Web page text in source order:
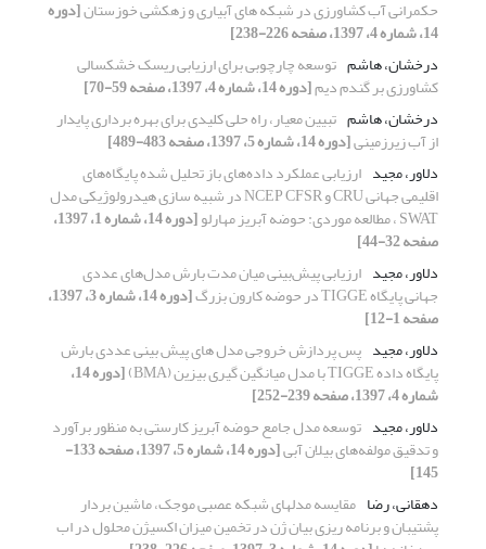
حکمرانی آب کشاورزی در شبکه های آبیاری و زهکشی خوزستان[دوره
14، شماره 4، 1397، صفحه 226-238]
درخشان، هاشم توسعه چارچوبی برای ارزیابی ریسک خشکسالی
کشاورزی بر گندم دیم[دوره 14، شماره 4، 1397، صفحه 59-70]
درخشان، هاشم تبیین معیار، راه حلی کلیدی‏ برای بهره‏ برداری پایدار
از آب‏ زیرزمینی[دوره 14، شماره 5، 1397، صفحه 483-489]
دلاور، مجید ارزیابی عملکرد داده‌های باز تحلیل شده پایگاه‌های
اقلیمی جهانی CRU و NCEP CFSR در شبیه سازی‌ هیدرولوژیکی مدل
SWAT ، مطالعه موردی: حوضه آبریز مهارلو [دوره 14، شماره 1، 1397،
صفحه 32-44]
دلاور، مجید ارزیابی پیش‌بینی میان مدت بارش مدل‌های عددی
جهانی پایگاه TIGGE در حوضه کارون بزرگ [دوره 14، شماره 3، 1397،
صفحه 1-12]
دلاور، مجید پس پردازش خروجی مدل های پیش بینی عددی بارش
پایگاه داده TIGGE با مدل میانگین گیری بیزین (BMA) [دوره 14،
شماره 4، 1397، صفحه 239-252]
دلاور، مجید توسعه مدل جامع حوضه آبریز کارستی به منظور برآورد
و تدقیق مولفه‌های بیلان آبی [دوره 14، شماره 5، 1397، صفحه 133-
145]
دهقانی، رضا مقایسه مدلهای شبکه عصبی موجک، ماشین بردار
پشتیبان و برنامه ریزی بیان ژن در تخمین میزان اکسیژن محلول در اب